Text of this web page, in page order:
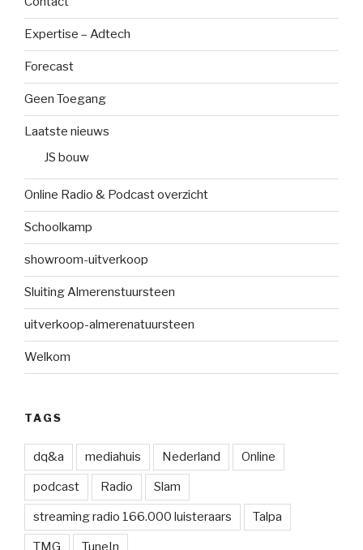
Expertise – Adtech
Forecast
Geen Toegang
Laatste nieuws
JS bouw
Online Radio & Podcast overzicht
Schoolkamp
showroom-uitverkoop
Sluiting Almerenstuursteen
uitverkoop-almerenatuursteen
Welkom
TAGS
dq&a mediahuis Nederland Online
podcast Radio Slam
streaming radio 166.000 luisteraars Talpa
TMG TuneIn